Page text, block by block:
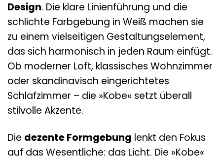
Design. Die klare Linienführung und die
schlichte Farbgebung in Weiß machen sie
zu einem vielseitigen Gestaltungselement,
das sich harmonisch in jeden Raum einfügt.
Ob moderner Loft, klassisches Wohnzimmer
oder skandinavisch eingerichtetes
Schlafzimmer – die »Kobe« setzt überall
stilvolle Akzente.
Die dezente Formgebung lenkt den Fokus
auf das Wesentliche: das Licht. Die »Kobe«